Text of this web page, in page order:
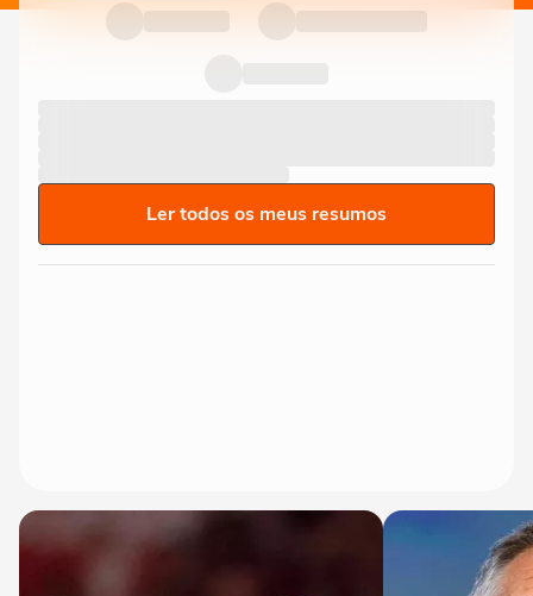
Ler todos os meus resumos